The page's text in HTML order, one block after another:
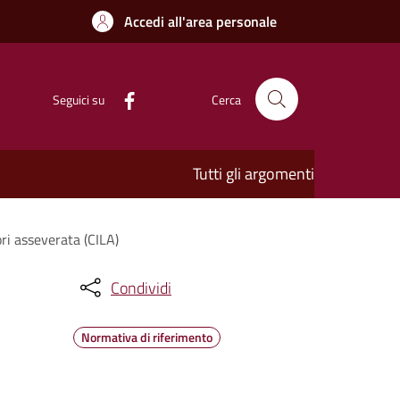
Accedi all'area personale
Seguici su Cerca
Tutti gli argomenti
asseverata (CILA)
Condividi
Normativa di riferimento